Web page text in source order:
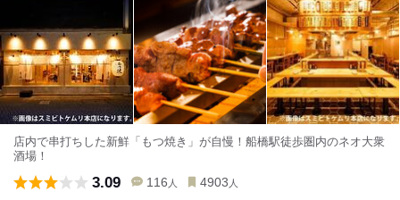
店内で串打ちした新鮮「もつ焼き」が自慢！船橋駅徒歩圏内のネオ大衆
酒場！
3.09 116 人 4903 人